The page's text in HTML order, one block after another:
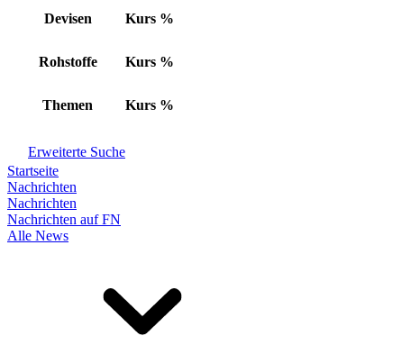
Devisen Kurs %
Rohstoffe Kurs %
Themen Kurs %
Erweiterte Suche
Startseite
Nachrichten
Nachrichten
Nachrichten auf FN
Alle News